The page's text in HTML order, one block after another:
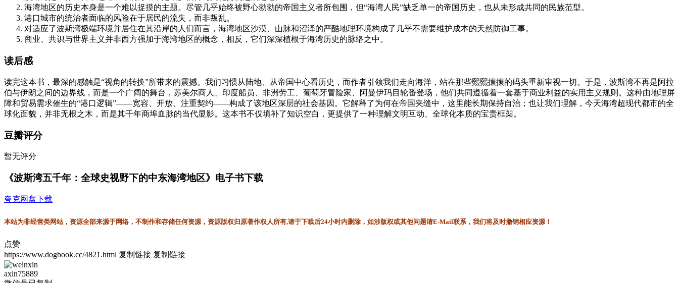
海湾地区的历史本身是一个难以捉摸的主题。尽管几乎始终被野心勃勃的帝国主义者所包围，但“海湾人民”缺乏单一的帝国历史，也从未形成共同的民族范型。
港口城市的统治者面临的风险在于居民的流失，而非叛乱。
对适应了波斯湾极端环境并居住在其沿岸的人们而言，海湾地区沙漠、山脉和沼泽的严酷地理环境构成了几乎不需要维护成本的天然防御工事。
商业、共识与世界主义并非西方强加于海湾地区的概念，相反，它们深深植根于海湾历史的脉络之中。
读后感
读完这本书，最深的感触是“视角的转换”所带来的震撼。我们习惯从陆地、从帝国中心看历史，而作者引领我们走向海洋，站在那些熙熙攘攘的码头重新审视一切。于是，波斯湾不再是阿拉
伯与伊朗之间的边界线，而是一个广阔的舞台，苏美尔商人、印度船员、非洲劳工、葡萄牙冒险家、阿曼伊玛目轮番登场，他们共同遵循着一套基于商业利益的实用主义规则。这种由地理屏
障和贸易需求催生的“港口逻辑”——宽容、开放、注重契约——构成了该地区深层的社会基因。它解释了为何在帝国夹缝中，这里能长期保持自治；也让我们理解，今天海湾超现代都市的全
球化面貌，并非无根之木，而是其千年商埠血脉的当代显影。这本书不仅填补了知识空白，更提供了一种理解文明互动、全球化本质的宝贵框架。
豆瓣评分
暂无评分
《波斯湾五千年：全球史视野下的中东海湾地区》电子书下载
夸克网盘下载
本站为非经营类网站，资源全部来源于网络，不制作和存储任何资源，资源版权归原著作权人所有,请于下载后24小时内删除，如涉版权或其他问题请E-Mail联系，我们将及时撤销相应资源！
点赞
https://www.dogbook.cc/4821.html 复制链接 复制链接
axin75889